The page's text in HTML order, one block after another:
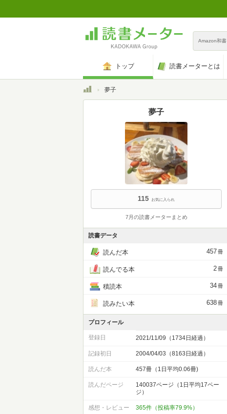
Amazon和書
トップ 読書メーターとは
トップ夢子
夢子
115 お気に入られ
7月の読書メーターまとめ
読書データ
読んだ本 457冊
読んでる本 2冊
積読本 34冊
読みたい本 638冊
プロフィール
登録日 2021/11/09（1734日経過）
記録初日 2004/04/03（8163日経過）
読んだ本 457冊（1日平均0.06冊)
読んだページ
140037ページ（1日平均17ペー
ジ）
感想・レビュー 365件（投稿率79.9%）